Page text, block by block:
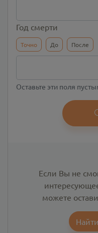
Год смерти
Точно До После
Оставьте эти поля
Если Вы не
можете